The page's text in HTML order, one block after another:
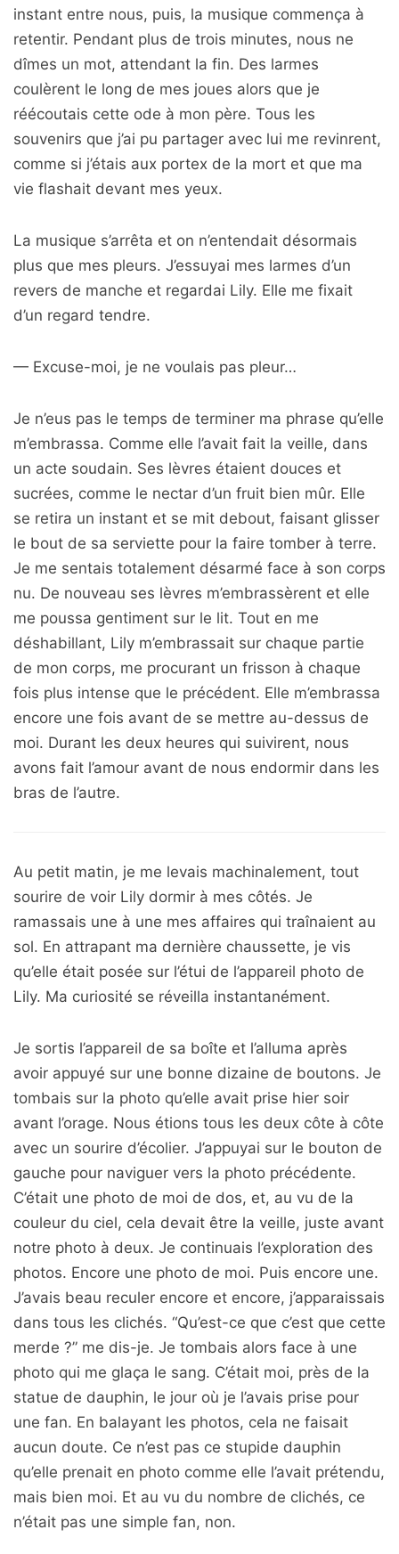
instant entre nous, puis, la musique commença à
retentir. Pendant plus de trois minutes, nous ne
dîmes un mot, attendant la fin. Des larmes
coulèrent le long de mes joues alors que je
réécoutais cette ode à mon père. Tous les
souvenirs que j’ai pu partager avec lui me revinrent,
comme si j’étais aux portex de la mort et que ma
vie flashait devant mes yeux.
La musique s’arrêta et on n’entendait désormais
plus que mes pleurs. J’essuyai mes larmes d’un
revers de manche et regardai Lily. Elle me fixait
d’un regard tendre.
— Excuse-moi, je ne voulais pas pleur…
Je n’eus pas le temps de terminer ma phrase qu’elle
m’embrassa. Comme elle l’avait fait la veille, dans
un acte soudain. Ses lèvres étaient douces et
sucrées, comme le nectar d’un fruit bien mûr. Elle
se retira un instant et se mit debout, faisant glisser
le bout de sa serviette pour la faire tomber à terre.
Je me sentais totalement désarmé face à son corps
nu. De nouveau ses lèvres m’embrassèrent et elle
me poussa gentiment sur le lit. Tout en me
déshabillant, Lily m’embrassait sur chaque partie
de mon corps, me procurant un frisson à chaque
fois plus intense que le précédent. Elle m’embrassa
encore une fois avant de se mettre au-dessus de
moi. Durant les deux heures qui suivirent, nous
avons fait l’amour avant de nous endormir dans les
bras de l’autre.
Au petit matin, je me levais machinalement, tout
sourire de voir Lily dormir à mes côtés. Je
ramassais une à une mes affaires qui traînaient au
sol. En attrapant ma dernière chaussette, je vis
qu’elle était posée sur l’étui de l’appareil photo de
Lily. Ma curiosité se réveilla instantanément.
Je sortis l’appareil de sa boîte et l’alluma après
avoir appuyé sur une bonne dizaine de boutons. Je
tombais sur la photo qu’elle avait prise hier soir
avant l’orage. Nous étions tous les deux côte à côte
avec un sourire d’écolier. J’appuyai sur le bouton de
gauche pour naviguer vers la photo précédente.
C’était une photo de moi de dos, et, au vu de la
couleur du ciel, cela devait être la veille, juste avant
notre photo à deux. Je continuais l’exploration des
photos. Encore une photo de moi. Puis encore une.
J’avais beau reculer encore et encore, j’apparaissais
dans tous les clichés. “Qu’est-ce que c’est que cette
merde ?” me dis-je. Je tombais alors face à une
photo qui me glaça le sang. C’était moi, près de la
statue de dauphin, le jour où je l’avais prise pour
une fan. En balayant les photos, cela ne faisait
aucun doute. Ce n’est pas ce stupide dauphin
qu’elle prenait en photo comme elle l’avait prétendu,
mais bien moi. Et au vu du nombre de clichés, ce
n’était pas une simple fan, non.